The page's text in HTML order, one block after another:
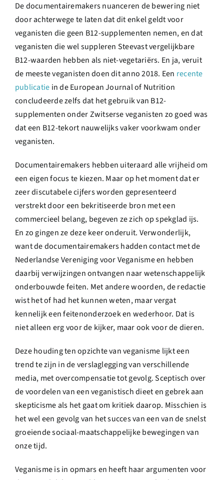
De documentairemakers nuanceren de bewering niet
door achterwege te laten dat dit enkel geldt voor
veganisten die geen B12-supplementen nemen, en dat
veganisten die wel suppleren Steevast vergelijkbare
B12-waarden hebben als niet-vegetariërs. En ja, veruit
de meeste veganisten doen dit anno 2018. Een recente
publicatie in de European Journal of Nutrition
concludeerde zelfs dat het gebruik van B12-
supplementen onder Zwitserse veganisten zo goed was
dat een B12-tekort nauwelijks vaker voorkwam onder
veganisten.
Documentairemakers hebben uiteraard alle vrijheid om
een eigen focus te kiezen. Maar op het moment dat er
zeer discutabele cijfers worden gepresenteerd
verstrekt door een bekritiseerde bron met een
commercieel belang, begeven ze zich op spekglad ijs.
En zo gingen ze deze keer onderuit. Verwonderlijk,
want de documentairemakers hadden contact met de
Nederlandse Vereniging voor Veganisme en hebben
daarbij verwijzingen ontvangen naar wetenschappelijk
onderbouwde feiten. Met andere woorden, de redactie
wist het of had het kunnen weten, maar vergat
kennelijk een feitenonderzoek en wederhoor. Dat is
niet alleen erg voor de kijker, maar ook voor de dieren.
Deze houding ten opzichte van veganisme lijkt een
trend te zijn in de verslaglegging van verschillende
media, met overcompensatie tot gevolg. Sceptisch over
de voordelen van een veganistisch dieet en gebrek aan
skepticisme als het gaat om kritiek daarop. Misschien is
het wel een gevolg van het succes van een van de snelst
groeiende sociaal-maatschappelijke bewegingen van
onze tijd.
Veganisme is in opmars en heeft haar argumenten voor